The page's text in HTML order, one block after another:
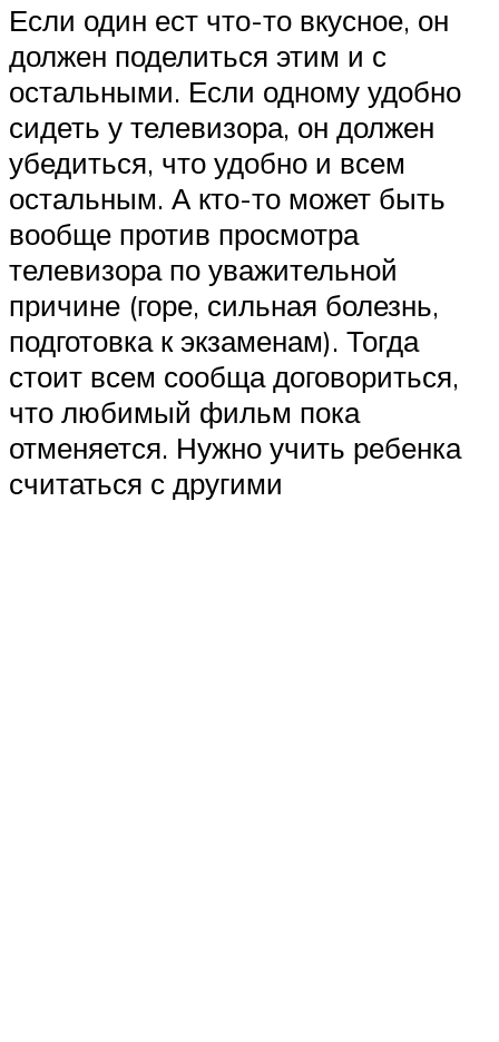
Если один ест что-то вкусное, он
должен поделиться этим и с
остальными. Если одному удобно
сидеть у телевизора, он должен
убедиться, что удобно и всем
остальным. А кто-то может быть
вообще против просмотра
телевизора по уважительной
причине (горе, сильная болезнь,
подготовка к экзаменам). Тогда
стоит всем сообща договориться,
что любимый фильм пока
отменяется. Нужно учить ребенка
считаться с другими